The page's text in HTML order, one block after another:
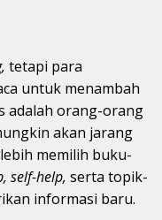
tetapi para
untuk menambah
adalah orang-orang
akan jarang
memilih buku-
self-help, serta topik-
informasi baru.